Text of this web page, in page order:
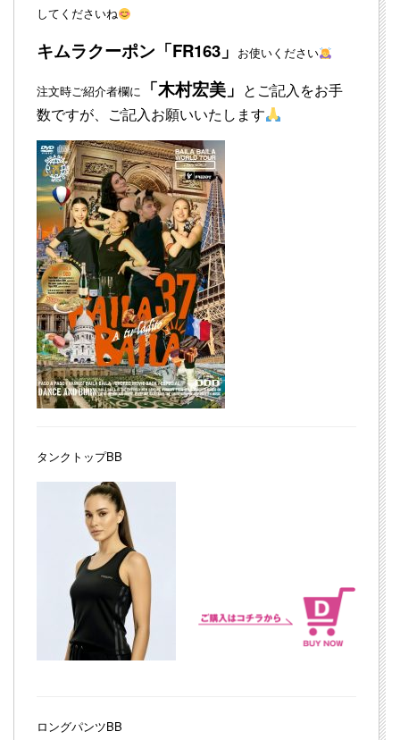
してくださいね
キムラクーポン「FR163」 お使いください
注文時ご紹介者欄に 「木村宏美」 とご記入をお手
数ですが、ご記入お願いいたします
タンクトップBB
ロングパンツBB